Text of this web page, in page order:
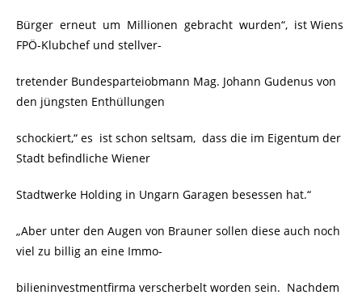
Bürger erneut um Millionen gebracht wurden“, ist Wiens
FPÖ-Klubchef und stellver-
tretender Bundesparteiobmann Mag. Johann Gudenus von
den jüngsten Enthüllungen
schockiert,“ es ist schon seltsam, dass die im Eigentum der
Stadt befindliche Wiener
Stadtwerke Holding in Ungarn Garagen besessen hat.“
„Aber unter den Augen von Brauner sollen diese auch noch
viel zu billig an eine Immo-
bilieninvestmentfirma verscherbelt worden sein. Nachdem